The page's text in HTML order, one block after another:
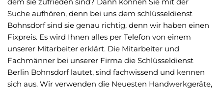
Suche aufhören, denn bei uns dem schlüsseldienst
Bohnsdorf sind sie genau richtig, denn wir haben einen
Fixpreis. Es wird Ihnen alles per Telefon von einem
unserer Mitarbeiter erklärt. Die Mitarbeiter und
Fachmänner bei unserer Firma die Schlüsseldienst
Berlin Bohnsdorf lautet, sind fachwissend und kennen
sich aus. Wir verwenden die Neuesten Handwerkgeräte,